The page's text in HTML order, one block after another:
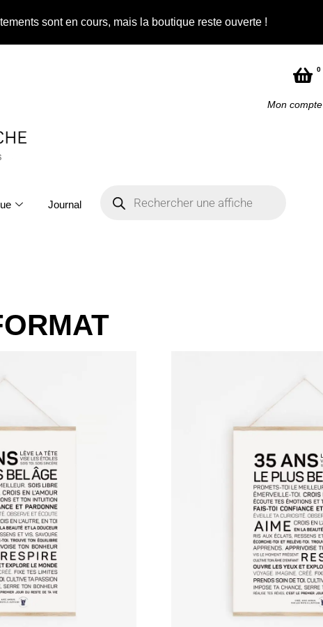
sont en cours, mais la boutique reste ouverte !
0
Mon compte
Journal